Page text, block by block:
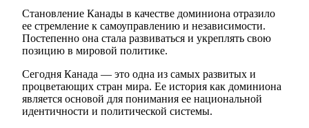
Становление Канады в качестве доминиона отразило
ее стремление к самоуправлению и независимости.
Постепенно она стала развиваться и укреплять свою
позицию в мировой политике.
Сегодня Канада — это одна из самых развитых и
процветающих стран мира. Ее история как доминиона
является основой для понимания ее национальной
идентичности и политической системы.